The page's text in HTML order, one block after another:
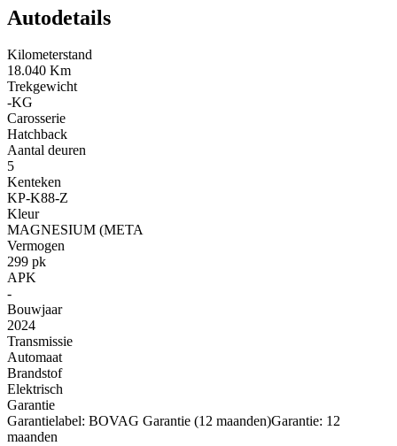
Autodetails
Kilometerstand
18.040 Km
Trekgewicht
-KG
Carosserie
Hatchback
Aantal deuren
5
Kenteken
KP-K88-Z
Kleur
MAGNESIUM (META
Vermogen
299 pk
APK
-
Bouwjaar
2024
Transmissie
Automaat
Brandstof
Elektrisch
Garantie
Garantielabel: BOVAG Garantie (12 maanden)Garantie: 12
maanden